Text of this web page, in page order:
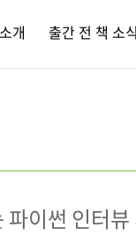
개 출간 전 책 소식
이썬 인터뷰